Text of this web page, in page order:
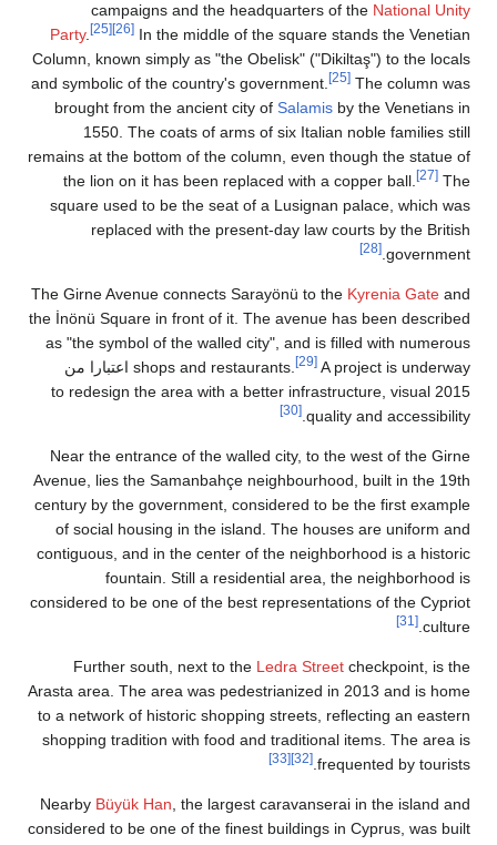
campaigns and the
Party. [25]
In the middle of the
Column, known simply as "the
and symbolic of the country's
brought from the ancient city of
1550. The coats of arms of
remains at the bottom of the column,
the lion on it has been replaced
square used to be the seat of a
replaced with the present-
The Girne Avenue connects
the İnönü Square in front of it. The
as "the symbol of the walled city",
shops and restaurants.A project is underway اعتبارا من
to redesign the area with a better
Near the entrance of the walled
Avenue, lies the Samanbahçe
century by the government,
of social housing in the island.
contiguous, and in the center of the
fountain. Still a residential
considered to be one of the best
Further south, next to theLedra
Arasta area. The area was
to a network of historic shopping
shopping tradition with food and
NearbyBüyük Han , the largest
considered to be one of the finest